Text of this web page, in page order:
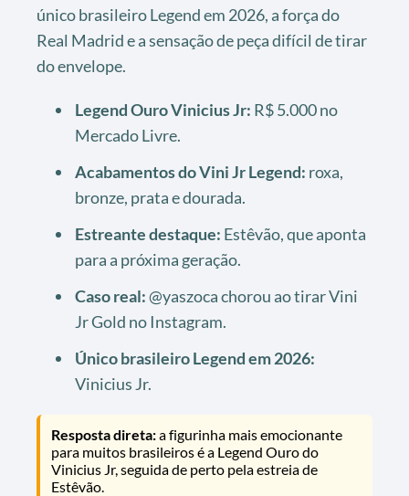
único brasileiro Legend em 2026, a força do
Real Madrid e a sensação de peça difícil de tirar
do envelope.
Legend Ouro Vinicius Jr: R$ 5.000 no
Mercado Livre.
Acabamentos do Vini Jr Legend: roxa,
bronze, prata e dourada.
Estreante destaque: Estêvão, que aponta
para a próxima geração.
Caso real:@yaszoca chorou ao tirar Vini
Jr Gold no Instagram.
Único brasileiro Legend em 2026:
Vinicius Jr.
Resposta direta:a figurinha mais emocionante
para muitos brasileiros é a Legend Ouro do
Vinicius Jr, seguida de perto pela estreia de
Estêvão.